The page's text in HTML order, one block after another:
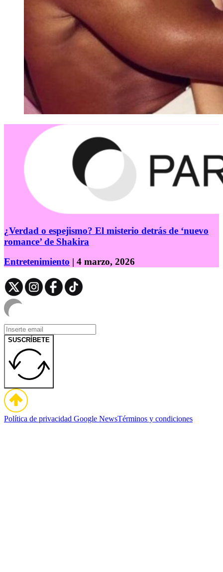
¿Verdad o espejismo? El misterio detrás de ‘nuevo
romance’ de Shakira
Entretenimiento | 4 marzo, 2026
SUSCRÍBETE
Política de privacidad Google NewsTérminos y condiciones